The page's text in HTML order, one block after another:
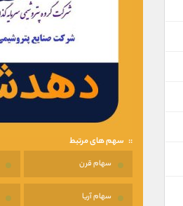
سهم های مرتبط
سهام قرن
سهام آریا